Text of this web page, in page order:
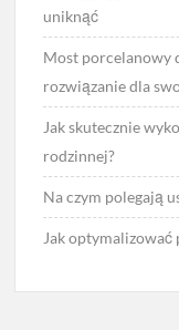
uniknąć
Most porcelanowy
rozwiązanie dla
Jak skutecznie
rodzinnej?
Na czym polegają
Jak